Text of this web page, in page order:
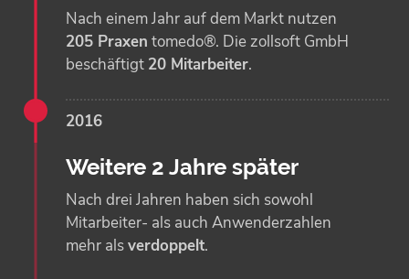
Nach einem Jahr auf dem Markt nutzen
205 Praxen tomedo®. Die zollsoft GmbH
beschäftigt 20 Mitarbeiter.
2016
Weitere 2 Jahre später
Nach drei Jahren haben sich sowohl
Mitarbeiter- als auch Anwenderzahlen
mehr alsverdoppelt.